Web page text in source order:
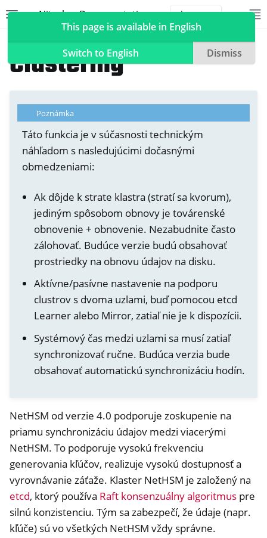
Nitrokey Documentation
navigation of Nitrokeys
navigation of NitroPad, NitroPC
navigation of NitroPhone, NitroTablet
navigation of NextBox
navigation of Container
navigation of Compatible Software
navigation of NitroWall
navigation of NitroWall NW750
Clustering
Poznámka
Táto funkcia je v súčasnosti technickým
náhľadom s nasledujúcimi dočasnými
obmedzeniami:
Ak dôjde k strate klastra (stratí sa kvorum),
jediným spôsobom obnovy je továrenské
obnovenie + obnovenie. Nezabudnite často
zálohovať. Budúce verzie budú obsahovať
prostriedky na obnovu údajov na disku.
Aktívne/pasívne nastavenie na podporu
clustrov s dvoma uzlami, buď pomocou etcd
Learner alebo Mirror, zatiaľ nie je k dispozícii.
Systémový čas medzi uzlami sa musí zatiaľ
synchronizovať ručne. Budúca verzia bude
obsahovať automatickú synchronizáciu hodín.
NetHSM od verzie 4.0 podporuje zoskupenie na
priamu synchronizáciu údajov medzi viacerými
NetHSM. To podporuje vysokú frekvenciu
generovania kľúčov, realizuje vysokú dostupnosť a
vyrovnávanie záťaže. Klaster NetHSM je založený na
etcd, ktorý používa Raft konsenzuálny algoritmus pre
silnú konzistenciu. Tým sa zabezpečí, že údaje (napr.
kľúče) sú vo všetkých NetHSM vždy správne.
This page is available in English
Switch to English
Dismiss